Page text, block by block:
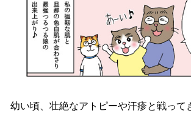
幼い頃、壮絶なアトピーや汗疹と戦って